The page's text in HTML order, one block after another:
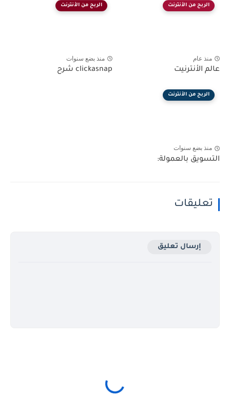
الربح من الأنترنت
منذ عام
عالم الأنترنيت
الربح من الأنترنت
منذ بضع سنوات
clickasnap شرح
الربح من الأنترنت
منذ بضع سنوات
التسويق بالعمولة:
تعليقات
إرسال تعليق